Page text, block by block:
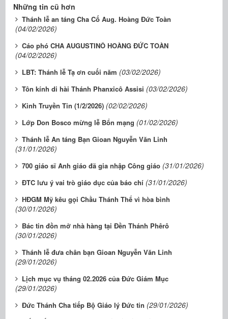
Những tin cũ hơn
Thánh lễ an táng Cha Cố Aug. Hoàng Đức Toàn
(04/02/2026)
Cáo phó CHA AUGUSTINÔ HOÀNG ĐỨC TOÀN
(04/02/2026)
LBT: Thánh lễ Tạ ơn cuối năm (03/02/2026)
Tôn kính di hài Thánh Phanxicô Assisi (03/02/2026)
Kinh Truyền Tin (1/2/2026) (02/02/2026)
Lớp Don Bosco mừng lễ Bổn mạng (01/02/2026)
Thánh lễ An táng Bạn Gioan Nguyễn Văn Linh
(31/01/2026)
700 giáo sĩ Anh giáo đã gia nhập Công giáo (31/01/2026)
ĐTC lưu ý vai trò giáo dục của báo chí (31/01/2026)
HĐGM Mỹ kêu gọi Chầu Thánh Thể vì hòa bình
(30/01/2026)
Bác tin đồn mở nhà hàng tại Đền Thánh Phêrô
(30/01/2026)
Thánh lễ đưa chân bạn Gioan Nguyễn Văn Linh
(29/01/2026)
Lịch mục vụ tháng 02.2026 của Đức Giám Mục
(29/01/2026)
Đức Thánh Cha tiếp Bộ Giáo lý Đức tin (29/01/2026)